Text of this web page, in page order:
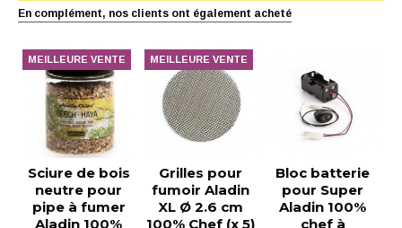
En complément, nos clients ont également acheté
MEILLEURE VENTE
Sciure de bois
neutre pour
pipe à fumer
Aladin 100%
MEILLEURE VENTE
Grilles pour
fumoir Aladin
XL Ø 2.6 cm
100% Chef (x 5)
Bloc batterie
pour Super
Aladin 100%
chef à